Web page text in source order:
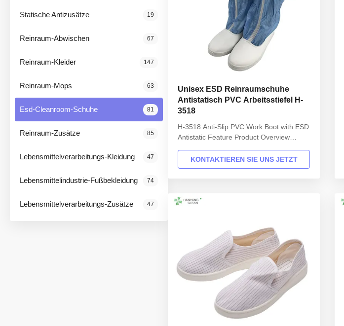
Statische Antizusätze 19
Reinraum-Abwischen 67
Reinraum-Kleider 147
Reinraum-Mops 63
Esd-Cleanroom-Schuhe 81
Reinraum-Zusätze 85
Lebensmittelverarbeitungs-Kleidung 47
Lebensmittelindustrie-Fußbekleidung 74
Lebensmittelverarbeitungs-Zusätze 47
Unisex ESD Reinraumschuhe
Antistatisch PVC Arbeitsstiefel H-
3518
H-3518 Anti-Slip PVC Work Boot with ESD
Antistatic Feature Product Overview
designed for year-round use in factory
environments, featuring anti-static
Application Factory, ESD environments ...
KONTAKTIEREN SIE UNS JETZT